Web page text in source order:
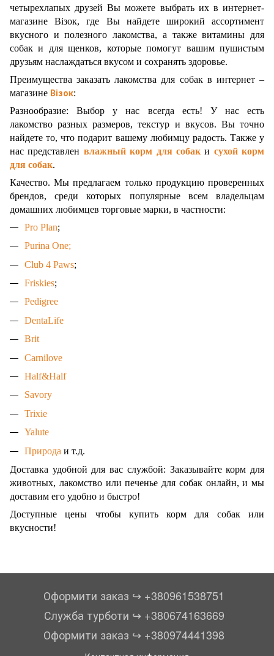
четырехлапых друзей Вы можете выбрать их в интернет-
магазине Візок, где Вы найдете широкий ассортимент
вкусного и полезного лакомства, а также витамины для
собак и для щенков, которые помогут вашим пушистым
друзьям наслаждаться вкусом и сохранять здоровье.
Преимущества заказать лакомства для собак в интернет –
магазине Візок:
Разнообразие: Выбор у нас всегда есть! У нас есть
лакомство разных размеров, текстур и вкусов. Вы точно
найдете то, что подарит вашему любимцу радость. Также у
нас представлен влажный корм для собаки сухой корм
для собак.
Качество. Мы предлагаем только продукцию проверенных
брендов, среди которых популярные всем владельцам
домашних любимцев торговые марки, в частности:
Pro Plan;
Purina One;
Club 4 Paws;
Friskies;
Pedigree
DentaLife
Brit
Carnilove
Half&Half
Savory
Trixie
Yalute
Природа и т.д.
Доставка удобной для вас службой: Заказывайте корм для
животных, лакомство или печенье для собак онлайн, и мы
доставим его удобно и быстро!
Доступные цены чтобы купить корм для собак или
вкусности!
Оформити заказ ↪︎ +380961538751
Служба турботи ↪︎ +380674163669
Оформити заказ ↪︎ +380974441398